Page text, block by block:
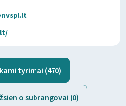
tyrimai (470)
subrangovai (0)